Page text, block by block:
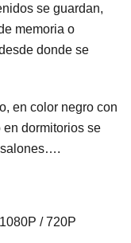
se guardan,
memoria o
donde se
en color negro con
dormitorios se
salones….
/ 720P